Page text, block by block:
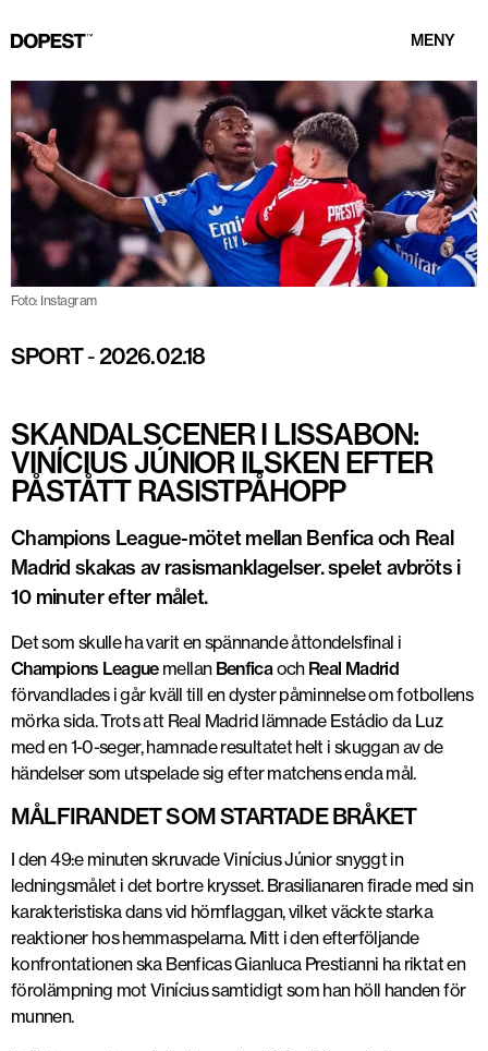
MENY
Foto: Instagram
SPORT-2026.02.18
SKANDALSCENER I LISSABON:
VINÍCIUS JÚNIOR ILSKEN EFTER
PÅSTÅTT RASISTPÅHOPP
Champions League-mötet mellan Benfica och Real
Madrid skakas av rasismanklagelser. spelet avbröts i
10 minuter efter målet.
Det som skulle ha varit en spännande åttondelsfinal i
Champions Leaguemellan Benficaoch Real Madrid
förvandlades i går kväll till en dyster påminnelse om fotbollens
mörka sida. Trots att Real Madrid lämnade Estádio da Luz
med en 1-0-seger, hamnade resultatet helt i skuggan av de
händelser som utspelade sig efter matchens enda mål.
MÅLFIRANDET SOM STARTADE BRÅKET
I den 49:e minuten skruvade Vinícius Júnior snyggt in
ledningsmålet i det bortre krysset. Brasilianaren firade med sin
karakteristiska dans vid hörnflaggan, vilket väckte starka
reaktioner hos hemmaspelarna. Mitt i den efterföljande
konfrontationen ska Benficas Gianluca Prestianni ha riktat en
förolämpning mot Vinícius samtidigt som han höll handen för
munnen.